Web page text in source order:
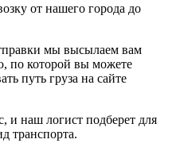
от нашего города до
мы высылаем вам
по которой вы можете
путь груза на сайте
и наш логист подберет для
транспорта.